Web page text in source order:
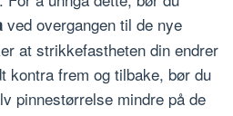
ved overgangen til de nye
at strikkefastheten din endrer
kontra frem og tilbake, bør du
pinnestørrelse mindre på de